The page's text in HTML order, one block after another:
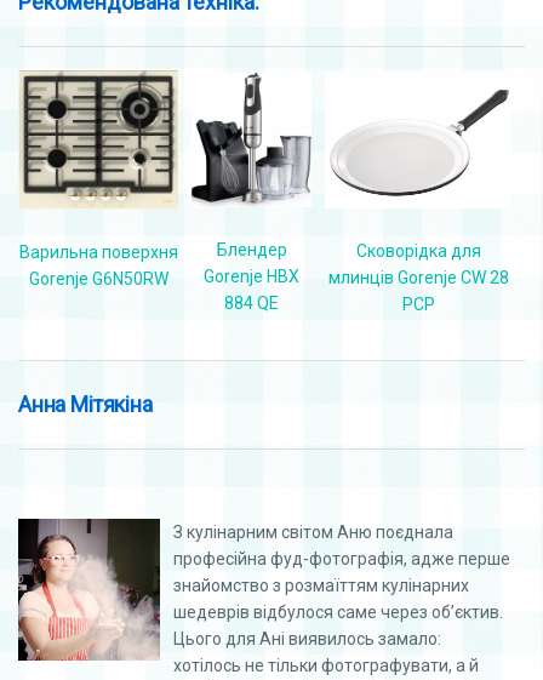
Варильна поверхня
Gorenje G6N50RW
Блендер
Gorenje HBX
884 QE
Сковорідка для
млинців Gorenje CW 28
PCP
Анна Мітякіна
З кулінарним світом Аню поєднала
професійна фуд-фотографія, адже перше
знайомство з розмаїттям кулінарних
шедеврів відбулося саме через об’єктив.
Цього для Ані виявилось замало:
хотілось не тільки фотографувати, а й